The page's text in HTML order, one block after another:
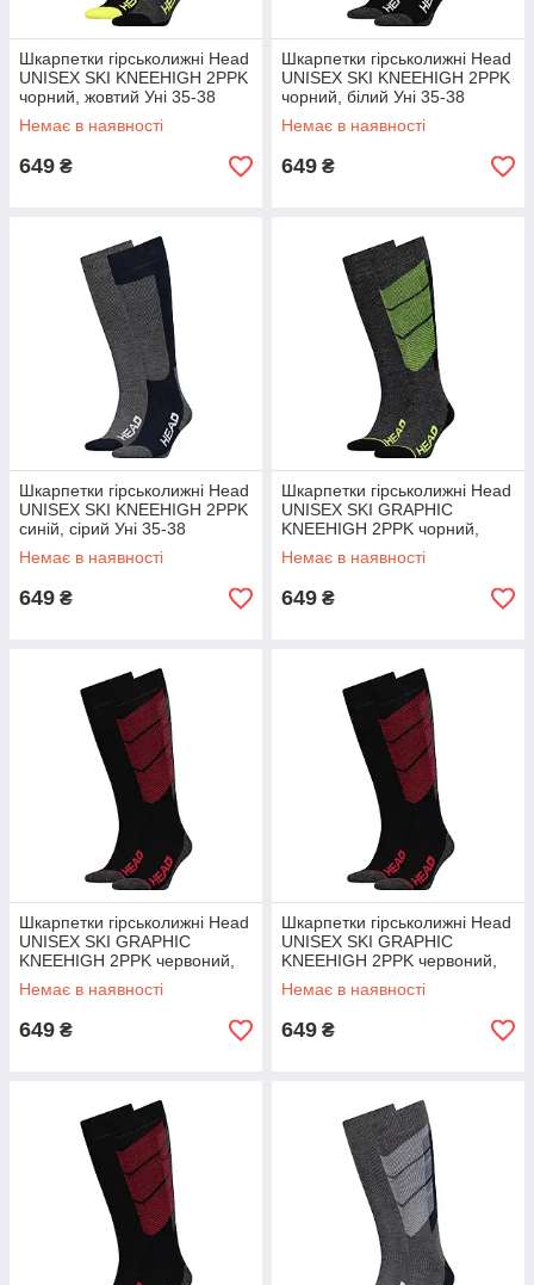
Шкарпетки гірськолижні Head
UNISEX SKI KNEEHIGH 2PPK
чорний, жовтий Уні 35-38
Немає в наявності
649 ₴
Шкарпетки гірськолижні Head
UNISEX SKI KNEEHIGH 2PPK
чорний, білий Уні 35-38
Немає в наявності
649 ₴
Шкарпетки гірськолижні Head
UNISEX SKI KNEEHIGH 2PPK
синій, сірий Уні 35-38
Немає в наявності
649 ₴
Шкарпетки гірськолижні Head
UNISEX SKI GRAPHIC
KNEEHIGH 2PPK чорний,
жовтий Уні 35-38
Немає в наявності
649 ₴
Шкарпетки гірськолижні Head
UNISEX SKI GRAPHIC
KNEEHIGH 2PPK червоний,
сірий Уні 43-46
Немає в наявності
649 ₴
Шкарпетки гірськолижні Head
UNISEX SKI GRAPHIC
KNEEHIGH 2PPK червоний,
сірий Уні 39-42
Немає в наявності
649 ₴